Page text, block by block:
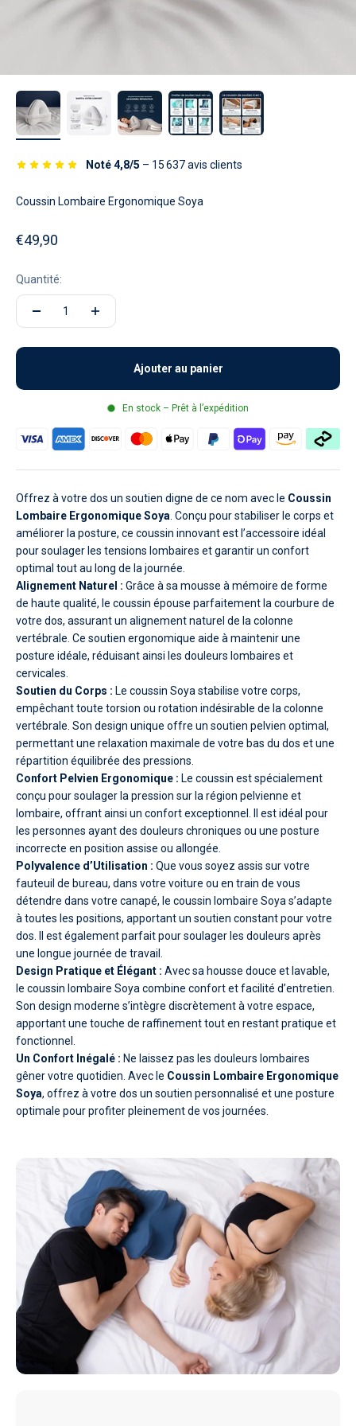
Noté 4,8/5 – 15 637 avis clients
Coussin Lombaire Ergonomique Soya
Prix de vente
€49,90
Quantité:
Ajouter au panier
En stock – Prêt à l’expédition
Offrez à votre dos un soutien digne de ce nom avec le Coussin
Lombaire Ergonomique Soya. Conçu pour stabiliser le corps et
améliorer la posture, ce coussin innovant est l’accessoire idéal
pour soulager les tensions lombaires et garantir un confort
optimal tout au long de la journée.
Alignement Naturel : Grâce à sa mousse à mémoire de forme
de haute qualité, le coussin épouse parfaitement la courbure de
votre dos, assurant un alignement naturel de la colonne
vertébrale. Ce soutien ergonomique aide à maintenir une
posture idéale, réduisant ainsi les douleurs lombaires et
cervicales.
Soutien du Corps : Le coussin Soya stabilise votre corps,
empêchant toute torsion ou rotation indésirable de la colonne
vertébrale. Son design unique offre un soutien pelvien optimal,
permettant une relaxation maximale de votre bas du dos et une
répartition équilibrée des pressions.
Confort Pelvien Ergonomique : Le coussin est spécialement
conçu pour soulager la pression sur la région pelvienne et
lombaire, offrant ainsi un confort exceptionnel. Il est idéal pour
les personnes ayant des douleurs chroniques ou une posture
incorrecte en position assise ou allongée.
Polyvalence d’Utilisation : Que vous soyez assis sur votre
fauteuil de bureau, dans votre voiture ou en train de vous
détendre dans votre canapé, le coussin lombaire Soya s’adapte
à toutes les positions, apportant un soutien constant pour votre
dos. Il est également parfait pour soulager les douleurs après
une longue journée de travail.
Design Pratique et Élégant : Avec sa housse douce et lavable,
le coussin lombaire Soya combine confort et facilité d’entretien.
Son design moderne s’intègre discrètement à votre espace,
apportant une touche de raffinement tout en restant pratique et
fonctionnel.
Un Confort Inégalé : Ne laissez pas les douleurs lombaires
gêner votre quotidien. Avec le Coussin Lombaire Ergonomique
Soya, offrez à votre dos un soutien personnalisé et une posture
optimale pour profiter pleinement de vos journées.